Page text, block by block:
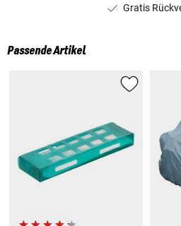
Gratis
Passende Artikel